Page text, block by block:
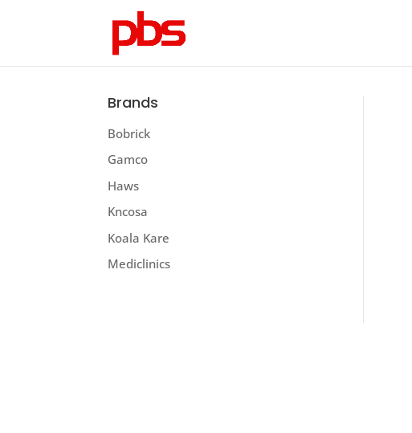
Brands
Bobrick
Gamco
Haws
Kncosa
Koala Kare
Mediclinics